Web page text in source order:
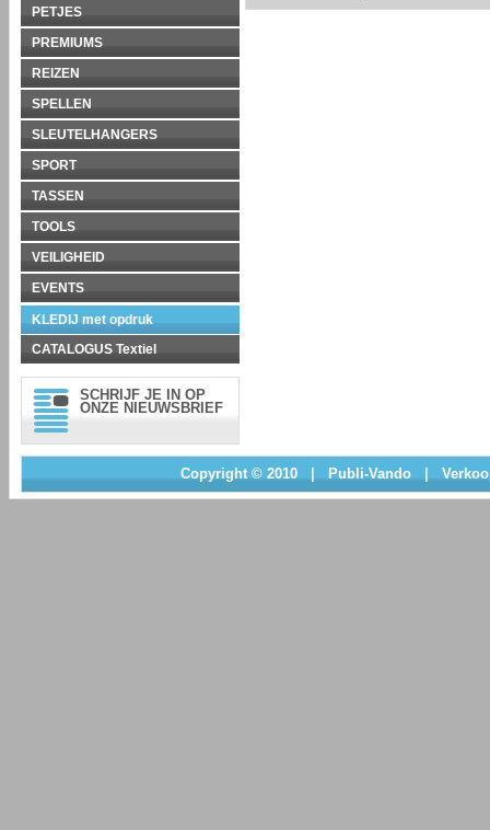
PETJES
PREMIUMS
REIZEN
SPELLEN
SLEUTELHANGERS
SPORT
TASSEN
TOOLS
VEILIGHEID
EVENTS
KLEDIJ met opdruk
CATALOGUS Textiel
SCHRIJF JE IN OP
ONZE NIEUWSBRIEF
Copyright © 2010| Publi-Vando|